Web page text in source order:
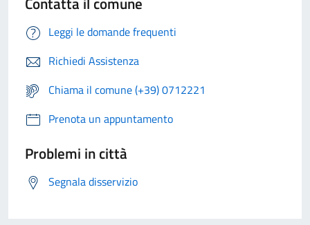
Leggi le domande frequenti
Richiedi Assistenza
Chiama il comune (+39) 0712221
Prenota un appuntamento
Problemi in città
Segnala disservizio